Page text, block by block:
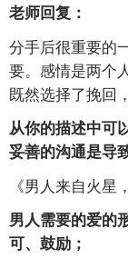
老师回复：
分手后很重要的
要。感情是两个
既然选择了挽回
从你的描述中可
妥善的沟通是导
《男人来自火星
男人需要的爱的
可、鼓励；